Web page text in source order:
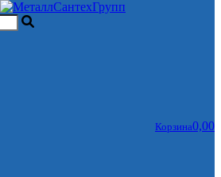
Корзина0,00